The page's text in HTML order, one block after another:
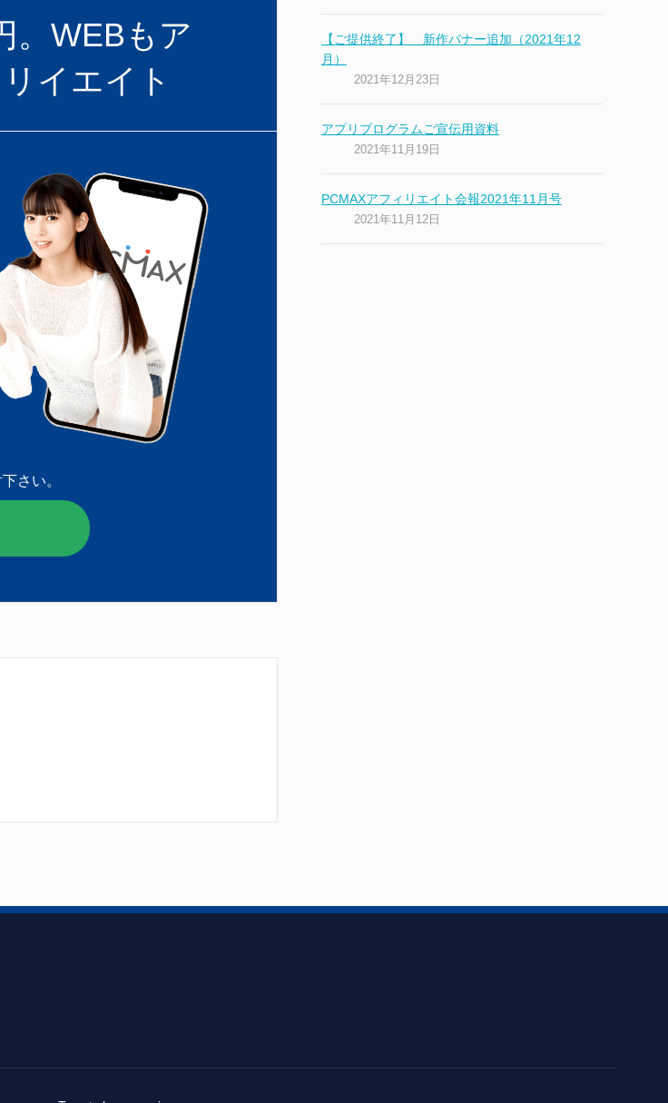
。WEBもア
イエイト
さい。
【ご提供終了】 新作バナー追加（2021年12
月）
2021年12月23日
アプリプログラムご宣伝用資料
2021年11月19日
PCMAXアフィリエイト会報2021年11月号
2021年11月12日